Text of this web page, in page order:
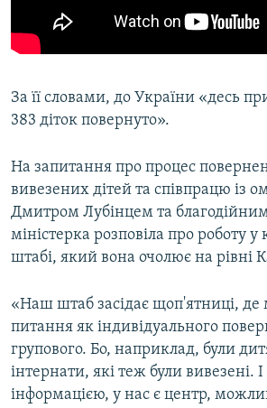
За її словами, до України «десь
383 діток повернуто».
На запитання про процес
вивезених дітей та співпрацю із
Дмитром Лубінцем та
міністерка розповіла про роботу
штабі, який вона очолює на рівні
«Наш штаб засідає щоп'ятниці, де
питання як індивідуального
групового. Бо, наприклад, були
інтернати, які теж були вивезені.
інформацією, у нас є центр,